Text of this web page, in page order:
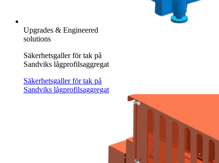
Upgrades & Engineered
solutions
Säkerhetsgaller för tak på
Sandviks lågprofilsaggregat
Säkerhetsgaller för tak på
Sandviks lågprofilsaggregat